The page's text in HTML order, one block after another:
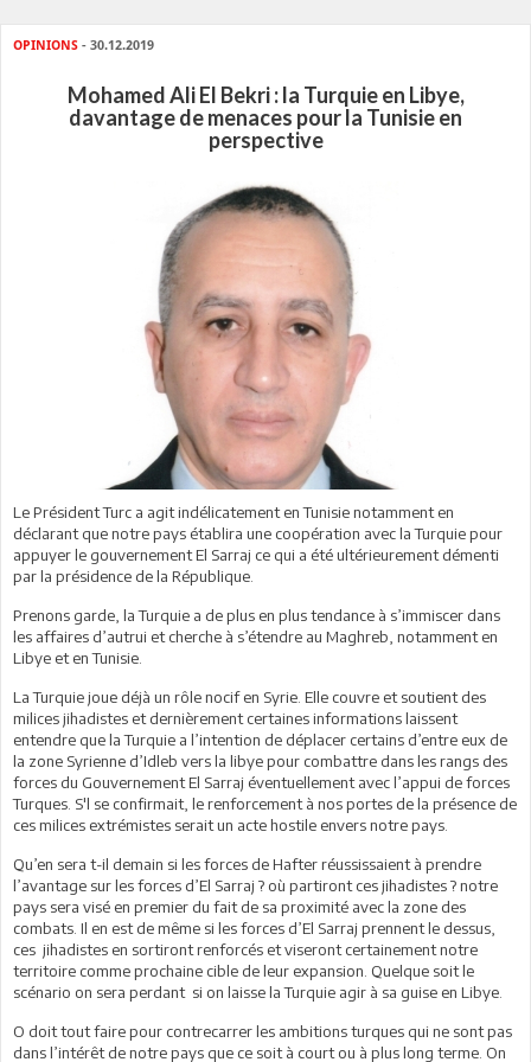
OPINIONS - 30.12.2019
Mohamed Ali El Bekri : la Turquie en Libye,
davantage de menaces pour la Tunisie en
perspective
Le Président Turc a agit indélicatement en Tunisie notamment en
déclarant que notre pays établira une coopération avec la Turquie pour
appuyer le gouvernement El Sarraj ce qui a été ultérieurement démenti
par la présidence de la République.
Prenons garde, la Turquie a de plus en plus tendance à s’immiscer dans
les affaires d’autrui et cherche à s’étendre au Maghreb, notamment en
Libye et en Tunisie.
La Turquie joue déjà un rôle nocif en Syrie. Elle couvre et soutient des
milices jihadistes et dernièrement certaines informations laissent
entendre que la Turquie a l’intention de déplacer certains d’entre eux de
la zone Syrienne d’Idleb vers la libye pour combattre dans les rangs des
forces du Gouvernement El Sarraj éventuellement avec l’appui de forces
Turques. S'l se confirmait, le renforcement à nos portes de la présence de
ces milices extrémistes serait un acte hostile envers notre pays.
Qu’en sera t-il demain si les forces de Hafter réussissaient à prendre
l’avantage sur les forces d’El Sarraj ? où partiront ces jihadistes ? notre
pays sera visé en premier du fait de sa proximité avec la zone des
combats. Il en est de même si les forces d’El Sarraj prennent le dessus,
ces jihadistes en sortiront renforcés et viseront certainement notre
territoire comme prochaine cible de leur expansion. Quelque soit le
scénario on sera perdant si on laisse la Turquie agir à sa guise en Libye.
O doit tout faire pour contrecarrer les ambitions turques qui ne sont pas
dans l’intérêt de notre pays que ce soit à court ou à plus long terme. On